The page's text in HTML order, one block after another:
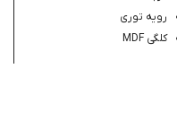
رویه توری
کلگی MDF